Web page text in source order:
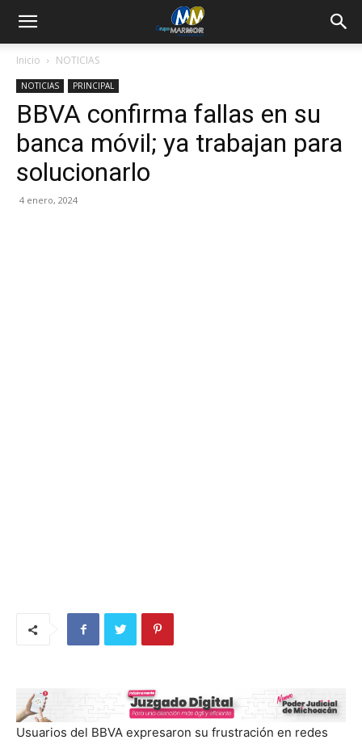
Inicio NOTICIAS
NOTICIAS PRINCIPAL
BBVA confirma fallas en su
banca móvil; ya trabajan para
solucionarlo
4 enero, 2024
Usuarios del BBVA expresaron su frustración en redes